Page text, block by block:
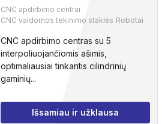
CNC apdirbimo centrai
CNC valdomos tekinimo staklės Robotai
CNC apdirbimo centras su 5
interpoliuojančiomis ašimis,
optimaliausiai tinkantis cilindrinių
gaminių...
Išsamiau ir užklausa